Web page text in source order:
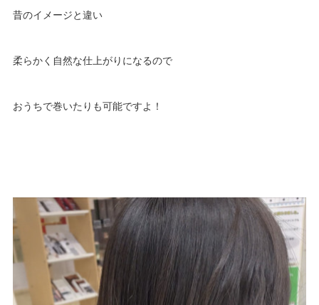
昔のイメージと違い
柔らかく自然な仕上がりになるので
おうちで巻いたりも可能ですよ！